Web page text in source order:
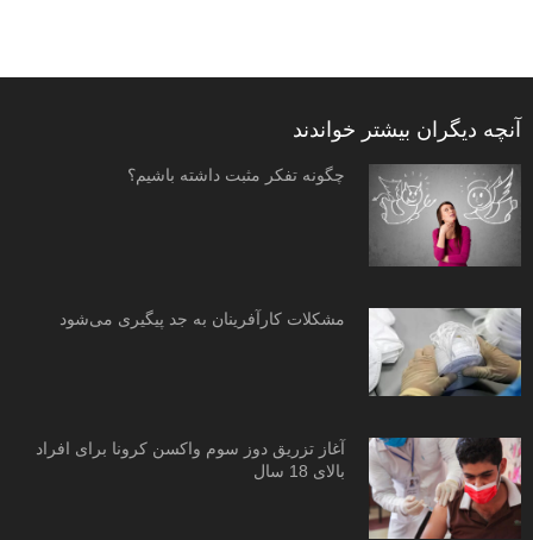
آنچه دیگران بیشتر خواندند
چگونه تفکر مثبت داشته باشیم؟
مشکلات کارآفرینان به جد پیگیری می‌شود
آغاز تزریق دوز سوم واکسن کرونا برای افراد
بالای 18 سال